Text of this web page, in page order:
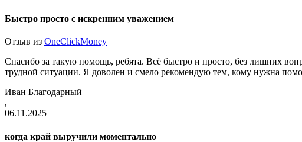
Быстро просто с искренним уважением
Отзыв из OneClickMoney
Спасибо за такую помощь, ребята. Всё быстро и просто, без лишних
трудной ситуации. Я доволен и смело рекомендую тем, кому нужна
Иван Благодарный
,
06.11.2025
когда край выручили моментально